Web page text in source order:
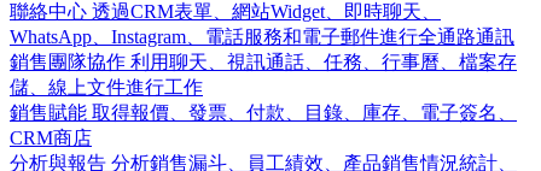
聯絡中心 透過CRM表單、網站Widget、即時聊天、
WhatsApp、Instagram、電話服務和電子郵件進行全通路通訊
銷售團隊協作 利用聊天、視訊通話、任務、行事曆、檔案存
儲、線上文件進行工作
銷售賦能 取得報價、發票、付款、目錄、庫存、電子簽名、
CRM商店
分析與報告 分析銷售漏斗、員工績效、產品銷售情況統計、